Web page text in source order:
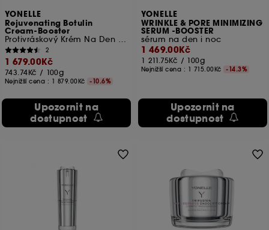
YONELLE
Rejuvenating Botulin
Cream-Booster
Protivráskový Krém Na Den I Noc
2
1 679.00Kč
743.74Kč / 100g
Nejnižší cena : 1 879.00Kč -10.6%
Upozornit na
dostupnost
YONELLE
WRINKLE & PORE MINIMIZING
SERUM -BOOSTER
sérum na den i noc
1 469.00Kč
1 211.75Kč / 100g
Nejnižší cena : 1 715.00Kč -14.3%
Upozornit na
dostupnost